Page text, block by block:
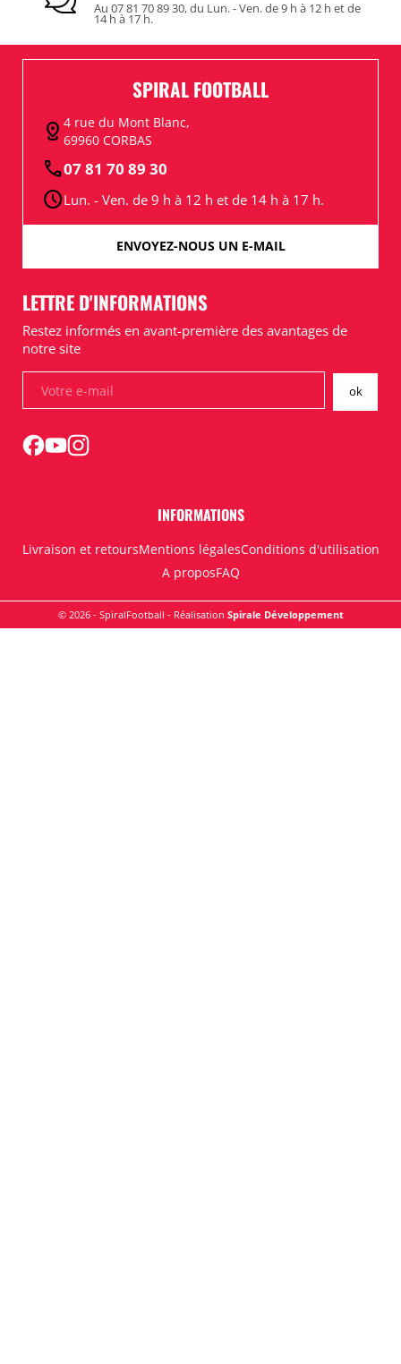
Au 07 81 70 89 30, du Lun. - Ven. de 9 h à 12 h et de
14 h à 17 h.
SPIRAL FOOTBALL
distance 4 rue du Mont Blanc,
69960 CORBAS
call07 81 70 89 30
scheduleLun. - Ven. de 9 h à 12 h et de 14 h à 17 h.
ENVOYEZ-NOUS UN E-MAIL
INFORMATIONS
Livraison et retoursMentions légalesConditions d'utilisation
A proposFAQ
LETTRE D'INFORMATIONS
Restez informés en avant-première des avantages de
notre site
© 2026 - SpiralFootball - Réalisation Spirale Développement